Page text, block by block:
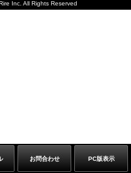
お問合わせ PC版表示
Inc. All Rights Reserved